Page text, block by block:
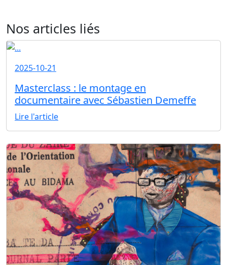
Nos articles liés
2025-10-21
Masterclass : le montage en
documentaire avec Sébastien Demeffe
Lire l'article